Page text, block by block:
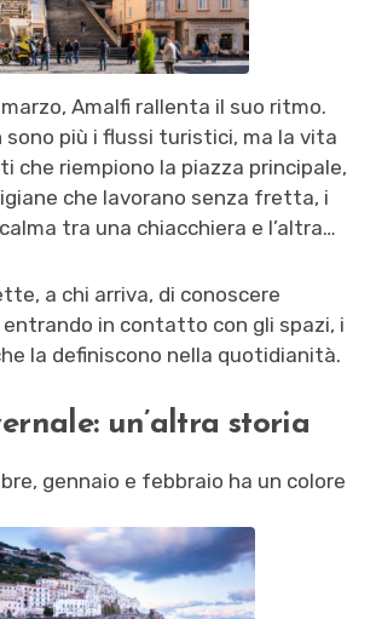
Amalfi rallenta il suo ritmo.
sono più i flussi turistici, ma la vita
che riempiono la piazza principale,
che lavorano senza fretta, i
tra una chiacchiera e l’altra…
a chi arriva, di conoscere
entrando in contatto con gli spazi, i
la definiscono nella quotidianità.
un’altra storia
gennaio e febbraio ha un colore